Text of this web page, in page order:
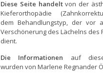
Diese Seite handeltvon der
Kieferorthopädie
dem Behandlungstyp, der vor
Verschönerung des Lächelns des
dient.
Die Informationen auf
wurden von Marlene Regnander